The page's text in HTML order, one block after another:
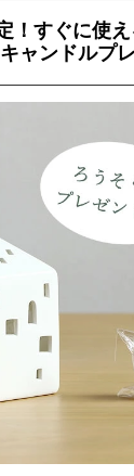
！すぐに使え
ャンドルプ